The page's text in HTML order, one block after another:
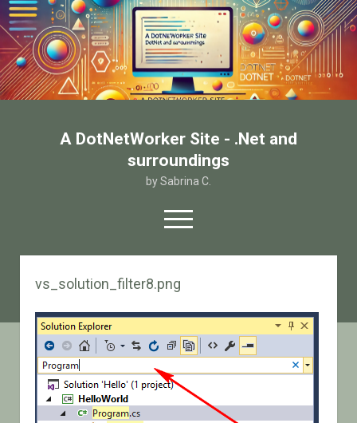
A DotNetWorker Site - .Net and
surroundings
by Sabrina C.
open
menu
twitterfacebook
email-form
Contatto
vs_solution_filter8.png